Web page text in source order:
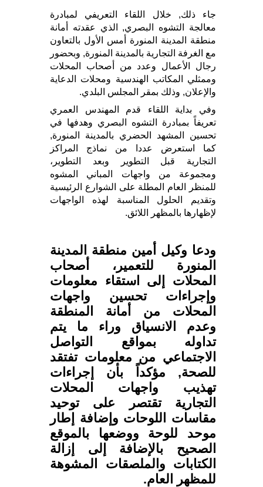
جاء ذلك, خلال اللقاء التعريفي لمبادرة
معالجة التشوه البصري, الذي عقدته أمانة
منطقة المدينة المنورة أمس الأول بالتعاون
مع الغرفة التجارية بالمدينة المنورة, وبحضور
رجال الأعمال وعدد من أصحاب المحلات
وممثلي المكاتب الهندسية ومحلات الدعاية
والإعلان, وذلك بمقر المجلس البلدي.
وفي بداية اللقاء قدم المهندس العمري
تعريفاً بمبادرة التشوه البصري وهدفها في
تحسين المشهد الحضري بالمدينة المنورة,
كما استعرض عددا من نماذج المراكز
التجارية قبل التطوير وبعد التطوير،
ومجموعة من واجهات المباني المشوه
للمنظر العام المطلة على الشوارع الرئيسية
وتقديم الحلول المناسبة لهذه الواجهات
لإظهارها بالمظهر اللائق.
ودعا وكيل أمين منطقة المدينة
المنورة للتعمير، أصحاب
المحلات إلى استقاء معلومات
وإجراءات تحسين واجهات
المحلات من أمانة المنطقة
وعدم الانسياق وراء ما يتم
تداوله بمواقع التواصل
الاجتماعي من معلومات تفتقد
للصحة, مؤكداً بأن إجراءات
تهذيب واجهات المحلات
التجارية تقتصر على توحيد
مقاسات اللوحات وإضافة إطار
موحد للوحة ووضعها بالموقع
الصحيح بالإضافة إلى إزالة
الكتابات والملصقات المشوهة
للمظهر العام.